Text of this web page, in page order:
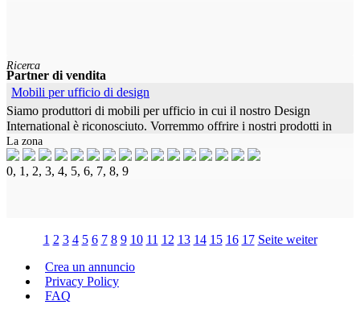
Ricerca
Partner di vendita
Mobili per ufficio di design
Siamo produttori di mobili per ufficio in cui il nostro Design
International è riconosciuto. Vorremmo offrire i nostri prodotti in
Europa in futuro e vorremmo espanderci. Pertanto, stiamo
La zona
0, 1, 2, 3, 4, 5, 6, 7, 8, 9
1 2 3 4 5 6 7 8 9 10 11 12 13 14 15 16 17 Seite weiter
Crea un annuncio
Privacy Policy
FAQ